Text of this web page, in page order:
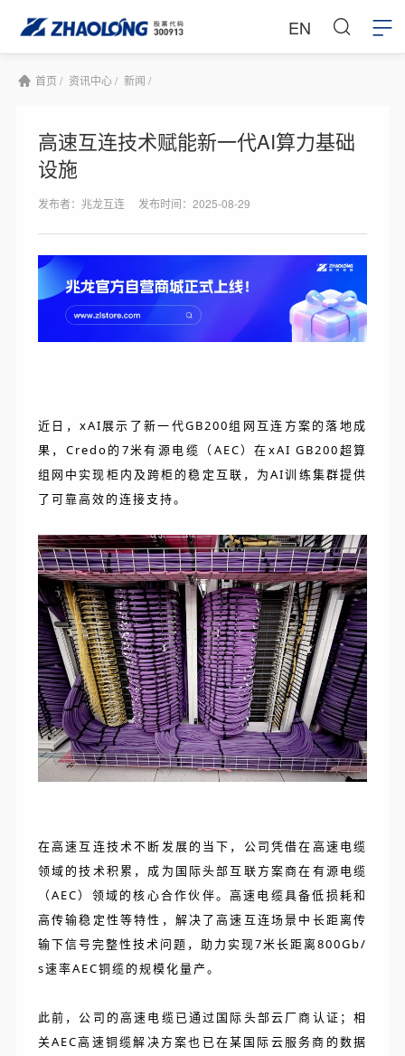
EN
首页 / 资讯中心 / 新闻 /
高速互连技术赋能新一代AI算力基础
设施
发布者：兆龙互连 发布时间：2025-08-29
近日，xAI展示了新一代GB200组网互连方案的落地成
果，Credo的7米有源电缆（AEC）在xAI GB200超算
组网中实现柜内及跨柜的稳定互联，为AI训练集群提供
了可靠高效的连接支持。
在高速互连技术不断发展的当下，公司凭借在高速电缆
领域的技术积累，成为国际头部互联方案商在有源电缆
（AEC）领域的核心合作伙伴。高速电缆具备低损耗和
高传输稳定性等特性，解决了高速互连场景中长距离传
输下信号完整性技术问题，助力实现7米长距离800Gb/
s速率AEC铜缆的规模化量产。
此前，公司的高速电缆已通过国际头部云厂商认证；相
关AEC高速铜缆解决方案也已在某国际云服务商的数据